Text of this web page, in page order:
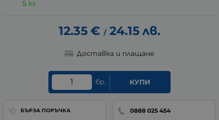
5 кг.
12.35 € / 24.15 лв.
Доставка и плащане
бр. КУПИ
БЪРЗА ПОРЪЧКА 0888 025 454